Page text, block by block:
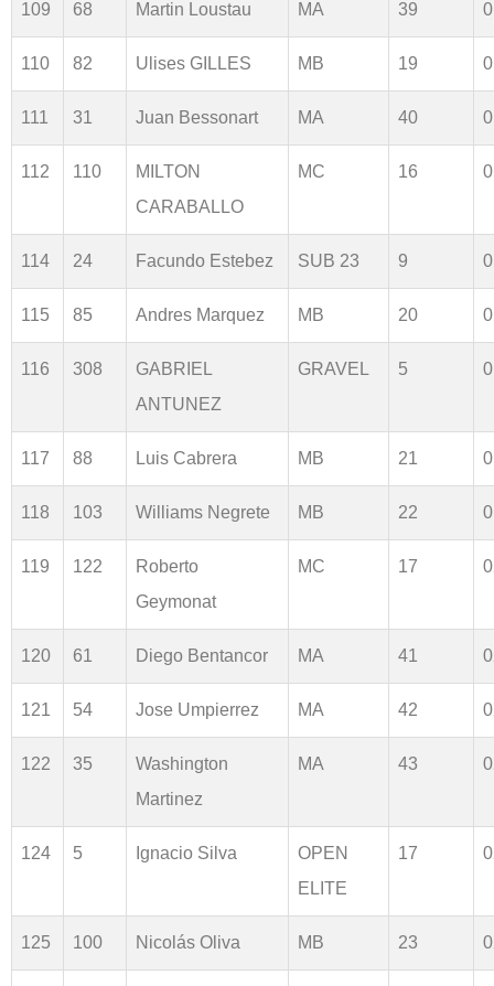
109 68 Martin Loustau MA 39
110 82 Ulises GILLES MB 19
111 31 Juan Bessonart MA 40
112 110
MILTON
CARABALLO
MC 16
114 24 Facundo Estebez SUB 23 9
115 85 Andres Marquez MB 20
116 308
GABRIEL
ANTUNEZ
GRAVEL 5
117 88 Luis Cabrera MB 21
118 103 Williams Negrete MB 22
119 122
Roberto
Geymonat
MC 17
120 61 Diego Bentancor MA 41
121 54 Jose Umpierrez MA 42
122 35
Washington
Martinez
MA 43
124 5 Ignacio Silva
OPEN
ELITE
17
125 100 Nicolás Oliva MB 23